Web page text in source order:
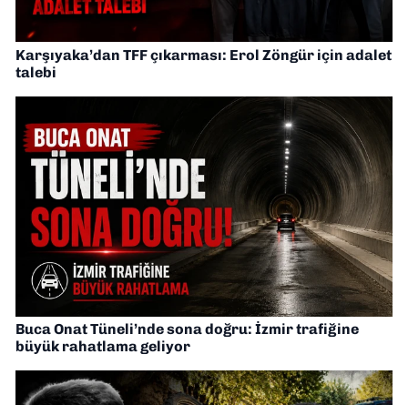
Karşıyaka’dan TFF çıkarması: Erol Zöngür için adalet
talebi
Buca Onat Tüneli’nde sona doğru: İzmir trafiğine
büyük rahatlama geliyor